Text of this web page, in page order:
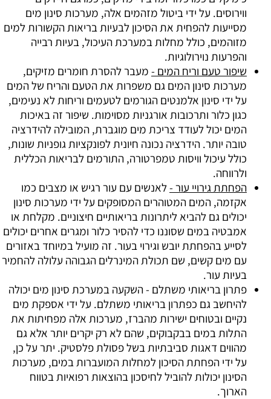
ווירוסים. על ידי ביטול מזהמים אלה, מערכות סינון מים
מסייעות להפחית את הסיכון לבעיות בריאות הקשורות למים
מזוהמים, כולל מחלות במערכת העיכול, בעיות רבייה
והפרעות נוירולוגיות.
שיפור טעם וריח המים - מעבר להסרת חומרים מזיקים,
מערכות סינון המים גם משפרות את הטעם והריח של המים
על ידי סינון אלמנטים הגורמים לטעמים וריחות לא נעימים,
כגון כלור ותרכובות אורגניות מסוימות. שיפור זה באיכות
המים יכול לעודד צריכת מים מוגברת, המובילה להידרציה
טובה יותר. הידרציה נכונה חיונית לפונקציות גופניות שונות,
כולל עיכול וויסות טמפרטורה, התורמים לבריאות הכללית
ולרווחה.
הפחתת גירויי עור -לאנשים עם עור רגיש או מצבים כמו
אקזמה, המים המטוהרים המסופקים על ידי מערכות סינון
יכולים גם להביא ליתרונות בריאותיים חיצוניים. מקלחת או
אמבטיה במים שסוננו כדי להסיר כלור ומגרים אחרים יכולים
לסייע בהפחתת יובש וגירוי בעור. זה מועיל במיוחד באזורים
עם מים קשים, שם תכולת המינרלים הגבוהה עלולה להחמיר
בעיות עור.
פתרון בריאותי משתלם - השקעה במערכת סינון מים יכולה
להיחשב גם כפתרון בריאותי משתלם. על ידי אספקת מים
נקיים ובטוחים ישירות מהברז, מערכות אלה מפחיתות את
התלות במים בבקבוקים, שהם לא רק יקרים יותר אלא גם
מהווים דאגות סביבתיות בשל פסולת פלסטיק. יתר על כן,
על ידי הפחתת הסיכון למחלות המועברות במים, מערכות
הסינון יכולות להוביל לחיסכון בהוצאות רפואיות בטווח
הארוך.